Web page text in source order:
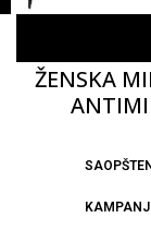
ŽENSKA